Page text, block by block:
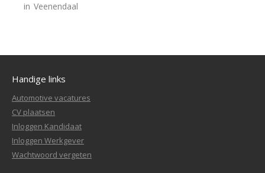
in Veenendaal
Handige links
Automotive vacatures
CV plaatsen
Inloggen Kandidaat
Inloggen Werkgever
Wachtwoord vergeten